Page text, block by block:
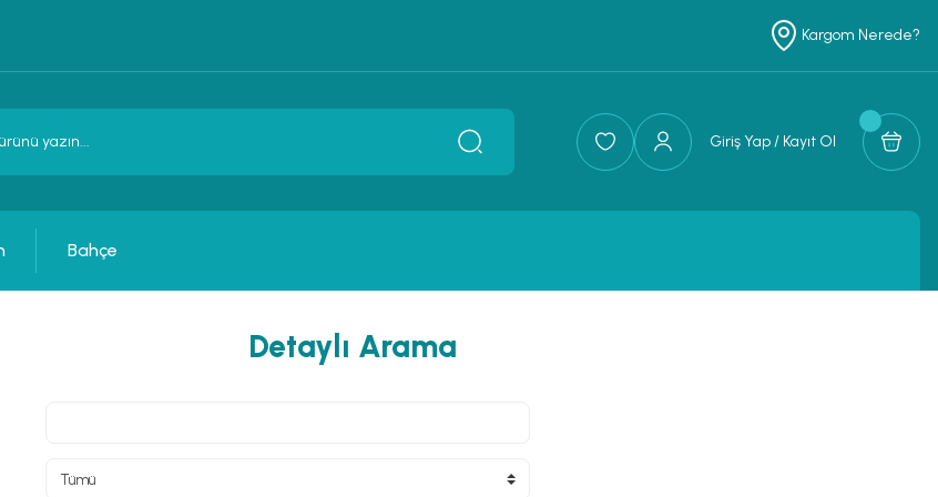
Kargom Nerede?
Giriş Yap / Kayıt Ol
Bahçe
Detaylı Arama